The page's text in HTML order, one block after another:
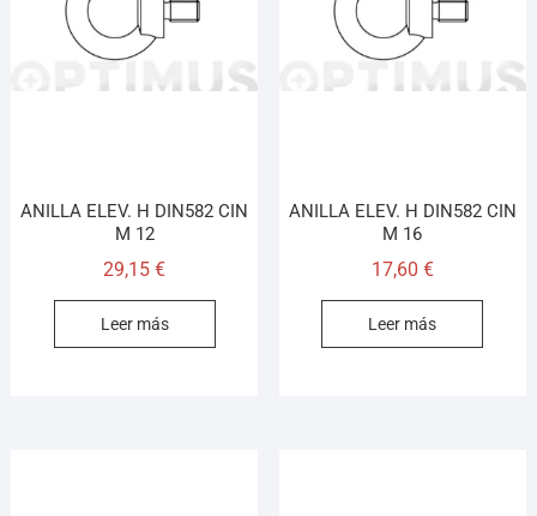
ANILLA ELEV. H DIN582 CIN
M 12
29,15€
Leer más
ANILLA ELEV. H DIN582 CIN
M 16
17,60 €
Leer más